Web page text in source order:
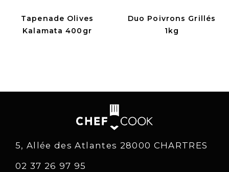
Tapenade Olives
Kalamata 400gr
Duo Poivrons Grillés
1kg
5, Allée des Atlantes 28000 CHARTRES
02 37 26 97 95